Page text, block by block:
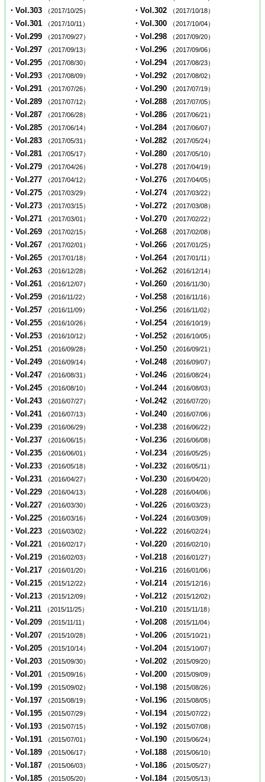
・Vol.303 （2017/10/25） ・Vol.302 （2017/10/18）
・Vol.301 （2017/10/11） ・Vol.300 （2017/10/04）
・Vol.299 （2017/09/27） ・Vol.298 （2017/09/20）
・Vol.297 （2017/09/13） ・Vol.296 （2017/09/06）
・Vol.295 （2017/08/30） ・Vol.294 （2017/08/23）
・Vol.293 （2017/08/09） ・Vol.292 （2017/08/02）
・Vol.291 （2017/07/26） ・Vol.290 （2017/07/19）
・Vol.289 （2017/07/12） ・Vol.288 （2017/07/05）
・Vol.287 （2017/06/28） ・Vol.286 （2017/06/21）
・Vol.285 （2017/06/14） ・Vol.284 （2017/06/07）
・Vol.283 （2017/05/31） ・Vol.282 （2017/05/24）
・Vol.281 （2017/05/17） ・Vol.280 （2017/05/10）
・Vol.279 （2017/04/26） ・Vol.278 （2017/04/19）
・Vol.277 （2017/04/12） ・Vol.276 （2017/04/05）
・Vol.275 （2017/03/29） ・Vol.274 （2017/03/22）
・Vol.273 （2017/03/15） ・Vol.272 （2017/03/08）
・Vol.271 （2017/03/01） ・Vol.270 （2017/02/22）
・Vol.269 （2017/02/15） ・Vol.268 （2017/02/08）
・Vol.267 （2017/02/01） ・Vol.266 （2017/01/25）
・Vol.265 （2017/01/18） ・Vol.264 （2017/01/11）
・Vol.263 （2016/12/28） ・Vol.262 （2016/12/14）
・Vol.261 （2016/12/07） ・Vol.260 （2016/11/30）
・Vol.259 （2016/11/22） ・Vol.258 （2016/11/16）
・Vol.257 （2016/11/09） ・Vol.256 （2016/11/02）
・Vol.255 （2016/10/26） ・Vol.254 （2016/10/19）
・Vol.253 （2016/10/12） ・Vol.252 （2016/10/05）
・Vol.251 （2016/09/28） ・Vol.250 （2016/09/21）
・Vol.249 （2016/09/14） ・Vol.248 （2016/09/07）
・Vol.247 （2016/08/31） ・Vol.246 （2016/08/24）
・Vol.245 （2016/08/10） ・Vol.244 （2016/08/03）
・Vol.243 （2016/07/27） ・Vol.242 （2016/07/20）
・Vol.241 （2016/07/13） ・Vol.240 （2016/07/06）
・Vol.239 （2016/06/29） ・Vol.238 （2016/06/22）
・Vol.237 （2016/06/15） ・Vol.236 （2016/06/08）
・Vol.235 （2016/06/01） ・Vol.234 （2016/05/25）
・Vol.233 （2016/05/18） ・Vol.232 （2016/05/11）
・Vol.231 （2016/04/27） ・Vol.230 （2016/04/20）
・Vol.229 （2016/04/13） ・Vol.228 （2016/04/06）
・Vol.227 （2016/03/30） ・Vol.226 （2016/03/23）
・Vol.225 （2016/03/16） ・Vol.224 （2016/03/09）
・Vol.223 （2016/03/02） ・Vol.222 （2016/02/24）
・Vol.221 （2016/02/17） ・Vol.220 （2016/02/10）
・Vol.219 （2016/02/03） ・Vol.218 （2016/01/27）
・Vol.217 （2016/01/20） ・Vol.216 （2016/01/06）
・Vol.215 （2015/12/22） ・Vol.214 （2015/12/16）
・Vol.213 （2015/12/09） ・Vol.212 （2015/12/02）
・Vol.211 （2015/11/25） ・Vol.210 （2015/11/18）
・Vol.209 （2015/11/11） ・Vol.208 （2015/11/04）
・Vol.207 （2015/10/28） ・Vol.206 （2015/10/21）
・Vol.205 （2015/10/14） ・Vol.204 （2015/10/07）
・Vol.203 （2015/09/30） ・Vol.202 （2015/09/20）
・Vol.201 （2015/09/16） ・Vol.200 （2015/09/09）
・Vol.199 （2015/09/02） ・Vol.198 （2015/08/26）
・Vol.197 （2015/08/19） ・Vol.196 （2015/08/05）
・Vol.195 （2015/07/29） ・Vol.194 （2015/07/22）
・Vol.193 （2015/07/15） ・Vol.192 （2015/07/08）
・Vol.191 （2015/07/01） ・Vol.190 （2015/06/24）
・Vol.189 （2015/06/17） ・Vol.188 （2015/06/10）
・Vol.187 （2015/06/03） ・Vol.186 （2015/05/27）
・Vol.185 （2015/05/20） ・Vol.184 （2015/05/13）